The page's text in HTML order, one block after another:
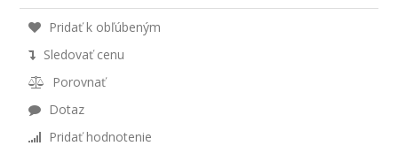
Pridať k obľúbeným
Sledovať cenu
Porovnať
Dotaz
Pridať hodnotenie